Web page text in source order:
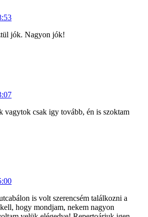
jók. Nagyon jók!
vagytok csak igy tovább, én is szoktam
is volt szerencsém találkozni a
hogy mondjam, nekem nagyon